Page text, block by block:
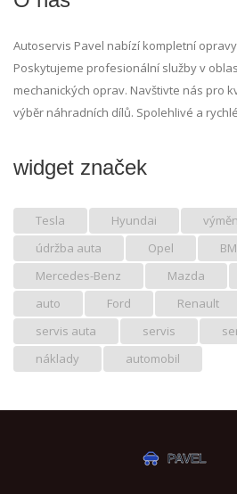
Autoservis Pavel nabízí kompletní
Poskytujeme profesionální služby v
mechanických oprav. Navštivte nás pro
výběr náhradních dílů. Spolehlivé a
widget značek
Tesla Hyundai
údržba auta
Opel
Mercedes-Benz
Mazda
auto
Ford Renault
servis auta
servis
náklady
automobil